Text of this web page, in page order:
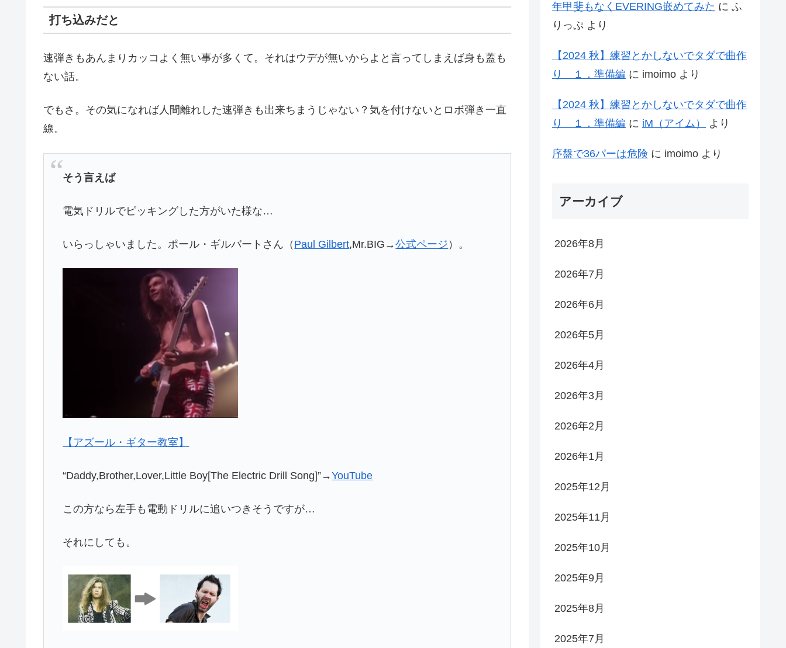
打ち込みだと
速弾きもあんまりカッコよく無い事が多くて。それはウデが無いからよと言ってしまえば身も蓋も
ない話。
でもさ。その気になれば人間離れした速弾きも出来ちまうじゃない？気を付けないとロボ弾き一直
線。
そう言えば
電気ドリルでピッキングした方がいた様な…
いらっしゃいました。ポール・ギルバートさん（ Paul Gilbert,Mr.BIG→公式ページ ）。
【アズール・ギター教室】
“Daddy,Brother,Lover,Little Boy[The Electric Drill Song]”→YouTube
この方なら左手も電動ドリルに追いつきそうですが…
それにしても。
年甲斐もなくEVERING嵌めてみた に ふ
りっぷ より
【2024 秋】練習とかしないでタダで曲作
り １．準備編 に imoimo より
【2024 秋】練習とかしないでタダで曲作
り １．準備編 に iM（アイム） より
序盤で36パーは危険 に imoimo より
アーカイブ
2026年8月
2026年7月
2026年6月
2026年5月
2026年4月
2026年3月
2026年2月
2026年1月
2025年12月
2025年11月
2025年10月
2025年9月
2025年8月
2025年7月